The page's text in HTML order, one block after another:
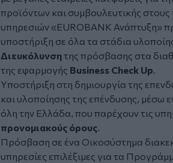
προϊόντων και συμβουλευτικής
υπηρεσιών «EUROBANK Ανάπτυξη»
υποστήριξη σε όλα τα στάδια
Διευκόλυνσητης πρόσβασης στα
της εφαρμογής Business Check Up.
Υποστήριξη στη δημιουργία της
και υλοποίησης της επένδυσης, μέσω
όλη την Ελλάδα, που παρέχουν τις
προνομιακούς όρους.
Πρόσβαση σε ένα Οικοσύστημα
υπηρεσίες επιλέξιμες για τα